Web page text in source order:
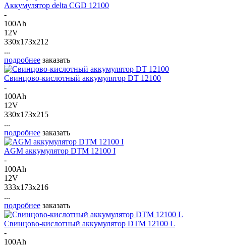
Аккумулятор delta CGD 12100
-
100Ah
12V
330x173x212
...
подробнее заказать
Свинцово-кислотный аккумулятор DT 12100
-
100Ah
12V
330x173x215
...
подробнее заказать
AGM аккумулятор DTM 12100 I
-
100Ah
12V
333x173x216
...
подробнее заказать
Свинцово-кислотный аккумулятор DTM 12100 L
-
100Ah